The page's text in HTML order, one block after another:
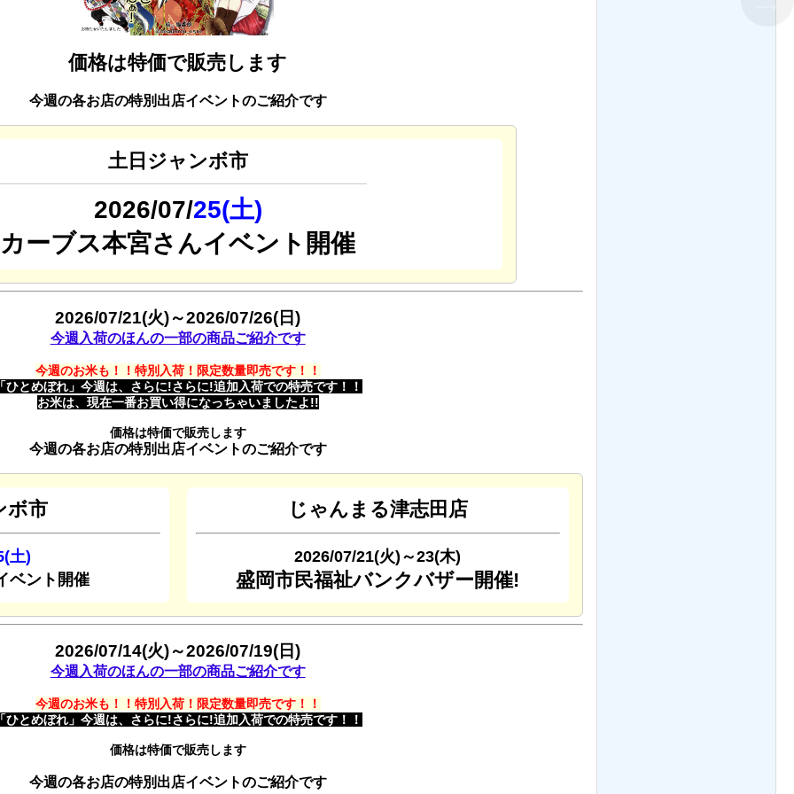
価格は特価で販売します
今週の各お店の特別出店イベントのご紹介です
土日ジャンボ市
2026/07/25(土)
カーブス本宮さんイベント開催
2026/07/21(火)～2026/07/26(日)
今週入荷のほんの一部の商品ご紹介です
今週のお米も！！特別入荷！限定数量即売です！！
ひとめぼれ」今週は、さらに!さらに!追加入荷での特売です！！
お米は、現在一番お買い得になっちゃいましたよ!!
価格は特価で販売します
今週の各お店の特別出店イベントのご紹介です
ボ市
土)
ベント開催
じゃんまる津志田店
2026/07/21(火)～23(木)
盛岡市民福祉バンクバザー開催!
2026/07/14(火)～2026/07/19(日)
今週入荷のほんの一部の商品ご紹介です
今週のお米も！！特別入荷！限定数量即売です！！
ひとめぼれ」今週は、さらに!さらに!追加入荷での特売です！！
価格は特価で販売します
今週の各お店の特別出店イベントのご紹介です